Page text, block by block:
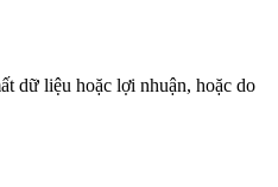
dữ liệu hoặc lợi nhuận, hoặc do